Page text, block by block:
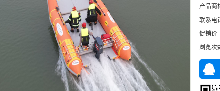
产品商
联系电
促销价
浏览次